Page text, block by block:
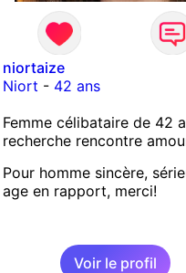
niortaize
Niort - 42 ans
Femme célibataire de 42
recherche rencontre
Pour homme sincère,
age en rapport, merci!
Voir le profil